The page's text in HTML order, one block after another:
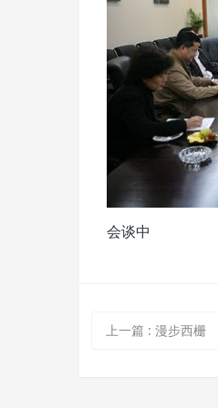
会谈中
上一篇 :漫步西栅